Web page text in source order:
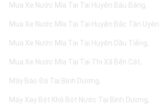
Mua Xe Nước Mía Tại Tại Huyện Bàu Bàng
Mua Xe Nước Mía Tại Tại Huyện Bắc Tân Uyên
Mua Xe Nước Mía Tại Tại Huyện Dầu Tiếng
Mua Xe Nước Mía Tại Tại Thị Xã Bến Cát
Máy Bào Đá Tại Bình Dương
Máy Xay Bột Khô Bột Nước Tại Bình Dương